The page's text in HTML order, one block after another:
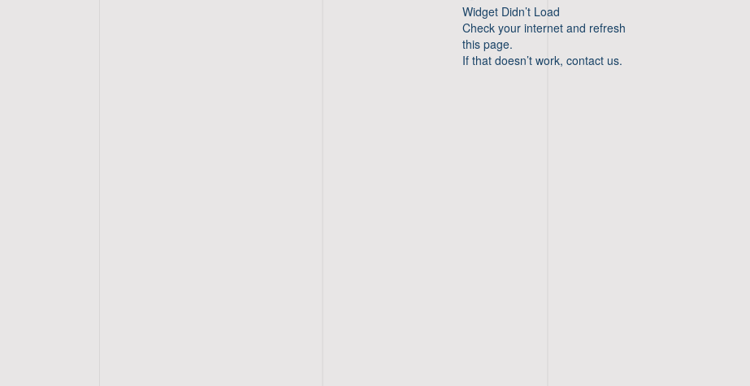
Widget Didn’t Load
Check your internet and refresh
this page.
If that doesn’t work, contact us.